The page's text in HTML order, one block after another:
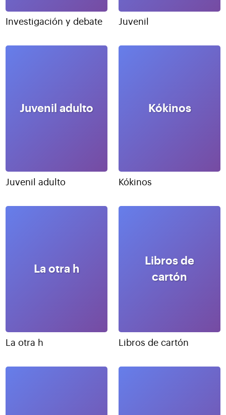
Investigación y debate Juvenil
Juvenil adulto
Juvenil adulto
Kókinos
Kókinos
La otra h
La otra h
Libros de
cartón
Libros de cartón